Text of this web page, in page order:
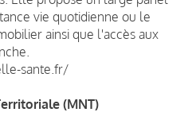
vie quotidienne ou le
ainsi que l'accès aux
sante.fr/
(MNT)